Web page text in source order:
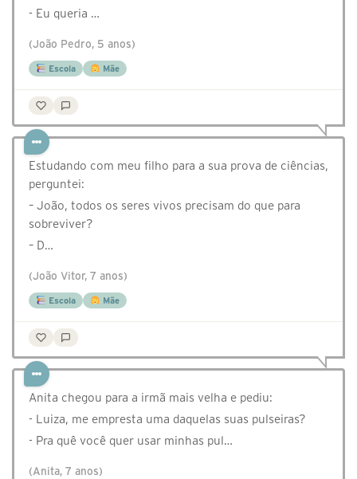
- Eu queria …
(João Pedro, 5 anos)
Escola Mãe
Estudando com meu filho para a sua prova de ciências,
perguntei:
– João, todos os seres vivos precisam do que para
sobreviver?
– D…
(João Vitor, 7 anos)
Escola Mãe
Anita chegou para a irmã mais velha e pediu:
- Luiza, me empresta uma daquelas suas pulseiras?
- Pra quê você quer usar minhas pul…
(Anita, 7 anos)